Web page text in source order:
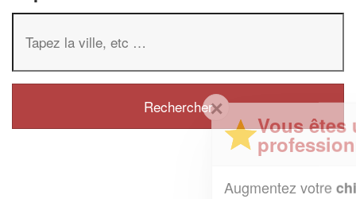
Vous êtes un
professionnel ?
chiffre d'affaireset